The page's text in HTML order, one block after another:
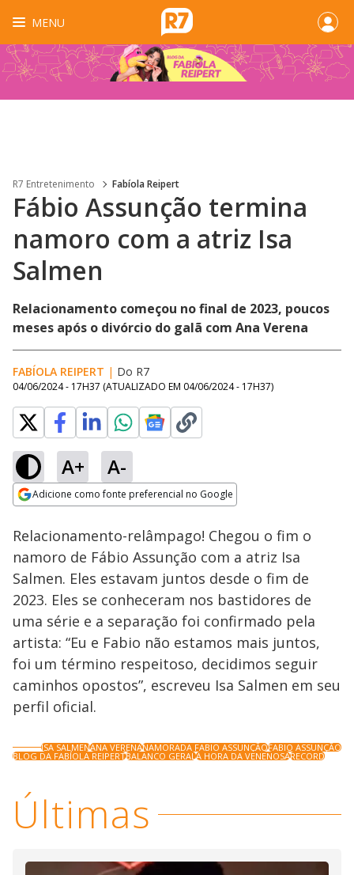
MENU
R7 Entretenimento Fabíola Reipert
Fábio Assunção termina
namoro com a atriz Isa
Salmen
Relacionamento começou no final de 2023, poucos
meses após o divórcio do galã com Ana Verena
FABÍOLA REIPERT | Do R7
04/06/2024 - 17H37 (ATUALIZADO EM 04/06/2024 - 17H37)
A+ A-
Adicione como fonte preferencial no Google
Ativar
Loaded
65.45%
Relacionamento-relâmpago! Chegou o fim o
namoro de Fábio Assunção com a atriz Isa
Salmen. Eles estavam juntos desde o fim de
2023. Eles se conheceram nos bastidores de
uma série e a separação foi confirmado pela
artista: “Eu e Fabio não estamos mais juntos,
foi um término respeitoso, decidimos seguir
caminhos opostos”, escreveu Isa Salmen em seu
perfil oficial.
ISA SALMENANA VERENANAMORADA FABIO ASSUNÇÃOFABIO ASSUNÇÃO
BLOG DA FABÍOLA REIPERTBALANCO GERALA HORA DA VENENOSARECORD
Últimas